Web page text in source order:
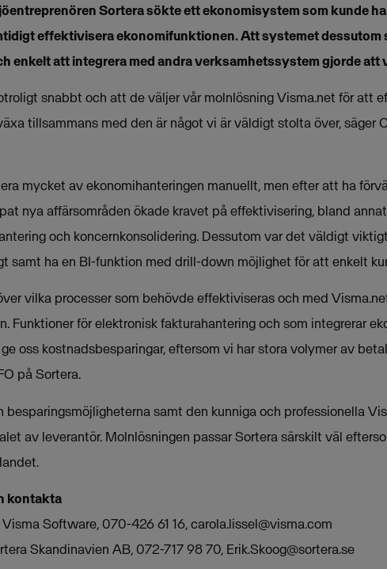
Sortera sökte ett ekonomisystem som kunde
effektivisera ekonomifunktionen. Att systemet dessutom
enkelt att integrera med andra verksamhetssystem gjorde att
snabbt och att de väljer vår molnlösning Visma.net för att
tillsammans med den är något vi är väldigt stolta över, säger
mycket av ekonomihanteringen manuellt, men efter att ha
nya affärsområden ökade kravet på effektivisering, bland
och koncernkonsolidering. Dessutom var det väldigt
samt ha en BI-funktion med drill-down möjlighet för att enkelt
vilka processer som behövde effektiviseras och med
Funktioner för elektronisk fakturahantering och som integrerar
oss kostnadsbesparingar, eftersom vi har stora volymer av
på Sortera.
besparingsmöjligheterna samt den kunniga och professionella
av leverantör. Molnlösningen passar Sortera särskilt väl
kontakta
Software, 070-426 61 16,carola.lissel@visma.com
Skandinavien AB, 072-717 98 70, Erik.Skoog@sortera.se